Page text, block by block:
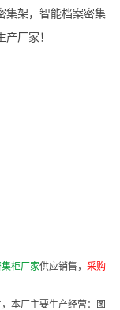
集架，智能档案密集
厂家！
柜厂家供应销售， 采购
本厂主要生产经营：图